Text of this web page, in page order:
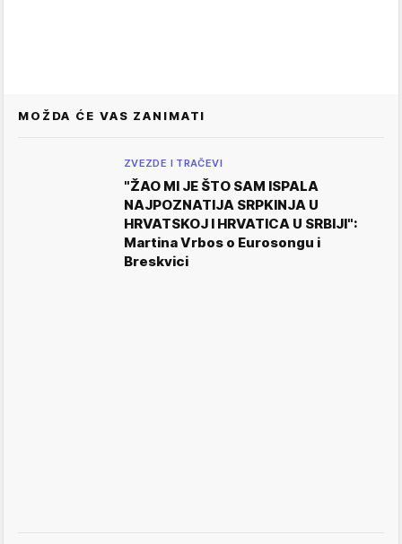
MOŽDA ĆE VAS ZANIMATI
ZVEZDE I TRAČEVI
"ŽAO MI JE ŠTO SAM ISPALA
NAJPOZNATIJA SRPKINJA U
HRVATSKOJ I HRVATICA U SRBIJI":
Martina Vrbos o Eurosongu i
Breskvici